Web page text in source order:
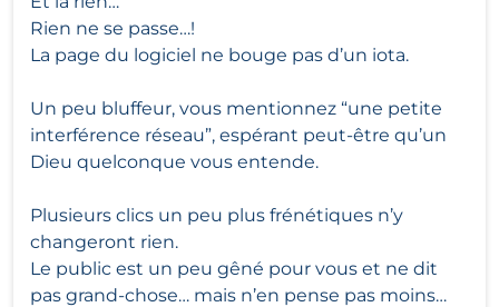
Rien ne se passe…!
La page du logiciel ne bouge pas d’un iota.
Un peu bluffeur, vous mentionnez “une petite
interférence réseau”, espérant peut-être qu’un
Dieu quelconque vous entende.
Plusieurs clics un peu plus frénétiques n’y
changeront rien.
Le public est un peu gêné pour vous et ne dit
pas grand-chose… mais n’en pense pas moins…